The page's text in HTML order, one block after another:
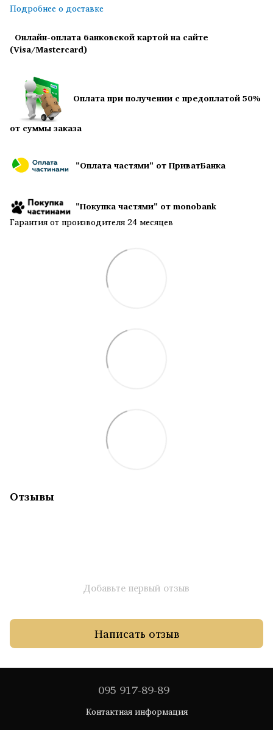
Подробнее о доставке
Онлайн-оплата банковской картой на сайте
(Visa/Mastercard)
Оплата при получении с предоплатой 50%
от суммы заказа
"Оплата частями" от ПриватБанка
"Покупка частями" от monobank
Гарантия от производителя 24 месяцев
Отзывы
Добавьте первый отзыв
Написать отзыв
095 917-89-89
Контактная информация